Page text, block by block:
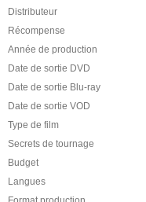
Distributeur
Récompense
Année de production
Date de sortie DVD
Date de sortie Blu-ray
Date de sortie VOD
Type de film
Secrets de tournage
Budget
Langues